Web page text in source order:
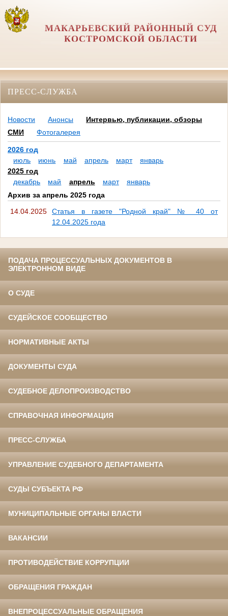
МАКАРЬЕВСКИЙ РАЙОННЫЙ СУД
КОСТРОМСКОЙ ОБЛАСТИ
ПРЕСС-СЛУЖБА
Новости Анонсы
Интервью, публикации, обзоры
СМИ
Фотогалерея
2026 год
июль
июнь май апрель март
январь
2025 год
декабрь
май апрель март
январь
Архив за апрель 2025 года
14.04.2025
Статья в газете "Родной край" № 40 от
12.04.2025 года
ПОДАЧА ПРОЦЕССУАЛЬНЫХ ДОКУМЕНТОВ В
ЭЛЕКТРОННОМ ВИДЕ
О СУДЕ
СУДЕЙСКОЕ СООБЩЕСТВО
НОРМАТИВНЫЕ АКТЫ
ДОКУМЕНТЫ СУДА
СУДЕБНОЕ ДЕЛОПРОИЗВОДСТВО
СПРАВОЧНАЯ ИНФОРМАЦИЯ
ПРЕСС-СЛУЖБА
УПРАВЛЕНИЕ СУДЕБНОГО ДЕПАРТАМЕНТА
СУДЫ СУБЪЕКТА РФ
МУНИЦИПАЛЬНЫЕ ОРГАНЫ ВЛАСТИ
ВАКАНСИИ
ПРОТИВОДЕЙСТВИЕ КОРРУПЦИИ
ОБРАЩЕНИЯ ГРАЖДАН
ВНЕПРОЦЕССУАЛЬНЫЕ ОБРАЩЕНИЯ